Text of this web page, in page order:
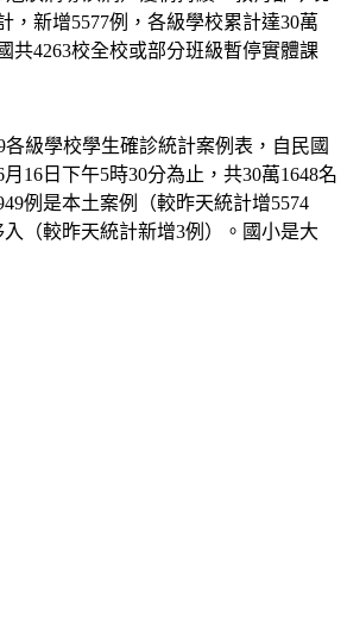
，新增5577例，各級學校累計達30萬
共4263校全校或部分班級暫停實體課
級學校學生確診統計案例表，自民國
16日下午5時30分為止，共30萬1648名
例是本土案例（較昨天統計增5574
（較昨天統計新增3例）。國小是大